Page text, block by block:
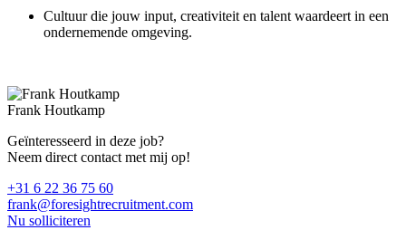
Cultuur die jouw input, creativiteit en talent waardeert in een
ondernemende omgeving.
Frank Houtkamp
Geïnteresseerd in deze job?
Neem direct contact met mij op!
+31 6 22 36 75 60
frank@foresightrecruitment.com
Nu solliciteren